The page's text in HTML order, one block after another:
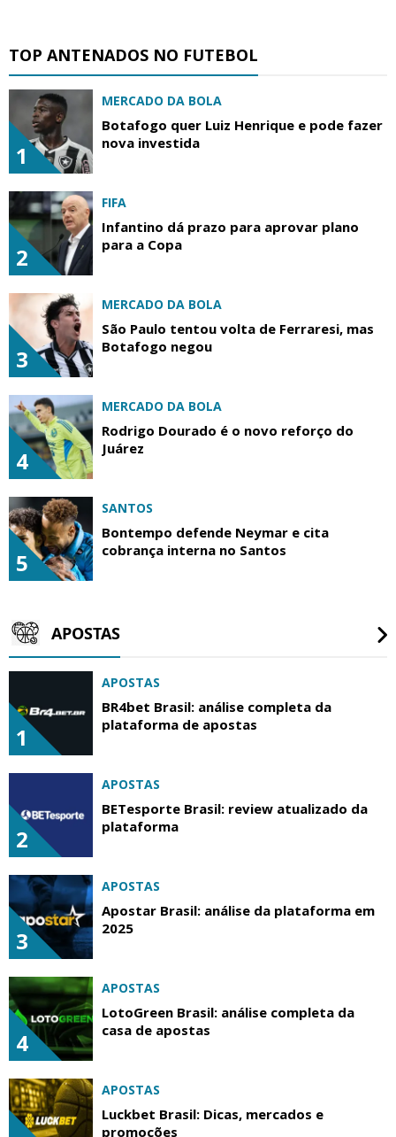
TOP ANTENADOS NO FUTEBOL
1
MERCADO DA BOLA
Botafogo quer Luiz Henrique e pode fazer
nova investida
2
FIFA
Infantino dá prazo para aprovar plano
para a Copa
3
MERCADO DA BOLA
São Paulo tentou volta de Ferraresi, mas
Botafogo negou
4
MERCADO DA BOLA
Rodrigo Dourado é o novo reforço do
Juárez
5
SANTOS
Bontempo defende Neymar e cita
cobrança interna no Santos
APOSTAS
1
APOSTAS
BR4bet Brasil: análise completa da
plataforma de apostas
2
APOSTAS
BETesporte Brasil: review atualizado da
plataforma
3
APOSTAS
Apostar Brasil: análise da plataforma em
2025
4
APOSTAS
LotoGreen Brasil: análise completa da
casa de apostas
APOSTAS
Luckbet Brasil: Dicas, mercados e
promoções